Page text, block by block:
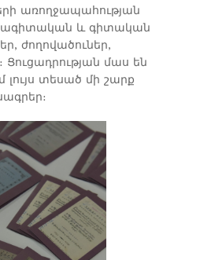
առողջապահության
և գիտական
ժողովածուներ,
Ցուցադրության մաս են
տեսած մի շարք